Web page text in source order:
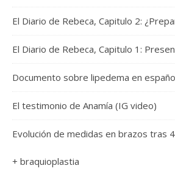
El Diario de Rebeca, Capitulo 2:
El Diario de Rebeca, Capitulo 1:
Documento sobre lipedema en
El testimonio de Anamía (IG video)
Evolución de medidas en brazos tras
+ braquioplastia